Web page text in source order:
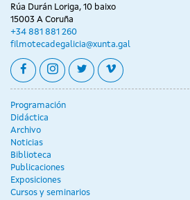
Rúa Durán Loriga, 10 baixo
15003 A Coruña
+34 881 881 260
filmotecadegalicia@xunta.gal
facebookinstagram
twittervimeo
Programación
Didáctica
Archivo
Noticias
Biblioteca
Publicaciones
Exposiciones
Cursos y seminarios